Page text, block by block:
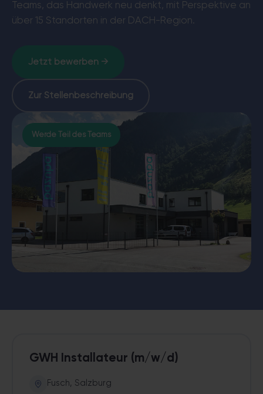
Teams, das Handwerk neu denkt, mit Perspektive an
über 15 Standorten in der DACH-Region.
Jetzt bewerben →
Zur Stellenbeschreibung
Werde Teil des Teams
GWH Installateur (m/w/d)
Fusch, Salzburg